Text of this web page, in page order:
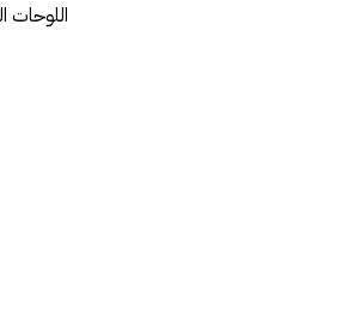
اللوحات